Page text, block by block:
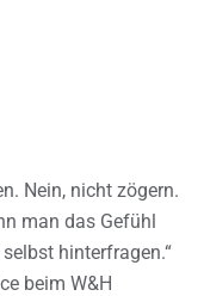
Nein, nicht zögern.
man das Gefühl
hinterfragen.“
beim W&H